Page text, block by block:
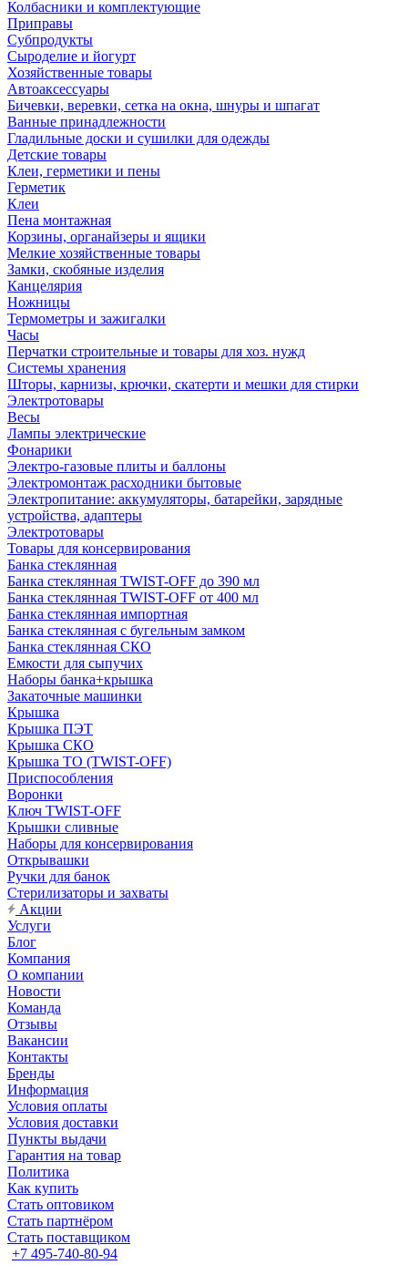
Колбасники и комплектующие
Приправы
Субпродукты
Сыроделие и йогурт
Хозяйственные товары
Автоаксессуары
Бичевки, веревки, сетка на окна, шнуры и шпагат
Ванные принадлежности
Гладильные доски и сушилки для одежды
Детские товары
Клеи, герметики и пены
Герметик
Клеи
Пена монтажная
Корзины, органайзеры и ящики
Мелкие хозяйственные товары
Замки, скобяные изделия
Канцелярия
Ножницы
Термометры и зажигалки
Часы
Перчатки строительные и товары для хоз. нужд
Системы хранения
Шторы, карнизы, крючки, скатерти и мешки для стирки
Электротовары
Весы
Лампы электрические
Фонарики
Электро-газовые плиты и баллоны
Электромонтаж расходники бытовые
Электропитание: аккумуляторы, батарейки, зарядные
устройства, адаптеры
Электротовары
Товары для консервирования
Банка стеклянная
Банка стеклянная TWIST-OFF до 390 мл
Банка стеклянная TWIST-OFF от 400 мл
Банка стеклянная импортная
Банка стеклянная с бугельным замком
Банка стеклянная СКО
Емкости для сыпучих
Наборы банка+крышка
Закаточные машинки
Крышка
Крышка ПЭТ
Крышка СКО
Крышка ТО (TWIST-OFF)
Приспособления
Воронки
Ключ TWIST-OFF
Крышки сливные
Наборы для консервирования
Открывашки
Ручки для банок
Стерилизаторы и захваты
Акции
Услуги
Блог
Компания
О компании
Новости
Команда
Отзывы
Вакансии
Контакты
Бренды
Информация
Условия оплаты
Условия доставки
Пункты выдачи
Гарантия на товар
Политика
Как купить
Стать оптовиком
Стать партнёром
Стать поставщиком
+7 495-740-80-94